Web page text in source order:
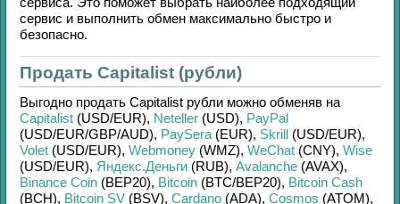
сервис и выполнить обмен максимально быстро и
безопасно.
Продать Capitalist (рубли)
Выгодно продать Capitalist рубли можно обменяв на
Capitalist (USD/EUR), Neteller (USD), PayPal
(USD/EUR/GBP/AUD), PaySera (EUR), Skrill (USD/EUR),
Volet (USD/EUR), Webmoney (WMZ), WeChat (CNY), Wise
(USD/EUR), Яндекс.Деньги (RUB), Avalanche (AVAX),
Binance Coin (BEP20), Bitcoin (BTC/BEP20), Bitcoin Cash
(BCH), Bitcoin SV (BSV), Cardano (ADA), Cosmos (ATOM),